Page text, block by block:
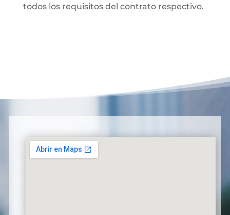
todos los requisitos del contrato respectivo.